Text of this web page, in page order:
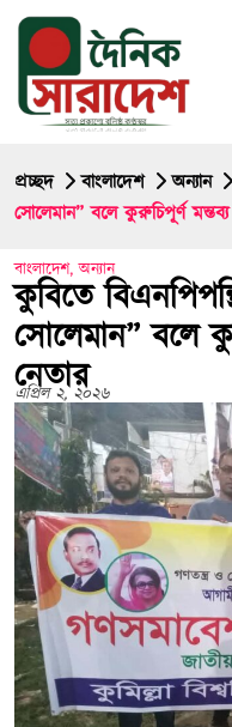
প্রচ্ছদ বাংলাদেশ অন্যান
সোলেমান” বলে কুরুচিপূর্ণ
বাংলাদেশ,অন্যান
কুবিতে
সোলেমান” বলে
নেতার
এপ্রিল ২, ২০২৬